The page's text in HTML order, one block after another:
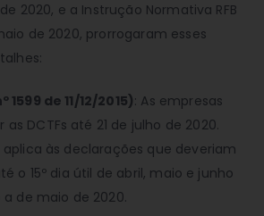
2020, e a Instrução Normativa RFB
de 2020, prorrogaram esses
1599 de 11/12/2015): As empresas
DCTFs até 21 de julho de 2020.
aplica às declarações que deveriam
o 15º dia útil de abril, maio e junho
de maio de 2020.